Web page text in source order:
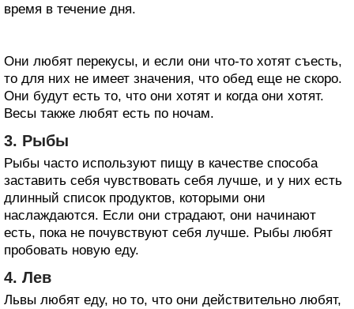
время в течение дня.
Они любят перекусы, и если они что-то хотят съесть,
то для них не имеет значения, что обед еще не скоро.
Они будут есть то, что они хотят и когда они хотят.
Весы также любят есть по ночам.
3. Рыбы
Рыбы часто используют пищу в качестве способа
заставить себя чувствовать себя лучше, и у них есть
длинный список продуктов, которыми они
наслаждаются. Если они страдают, они начинают
есть, пока не почувствуют себя лучше. Рыбы любят
пробовать новую еду.
4. Лев
Львы любят еду, но то, что они действительно любят,